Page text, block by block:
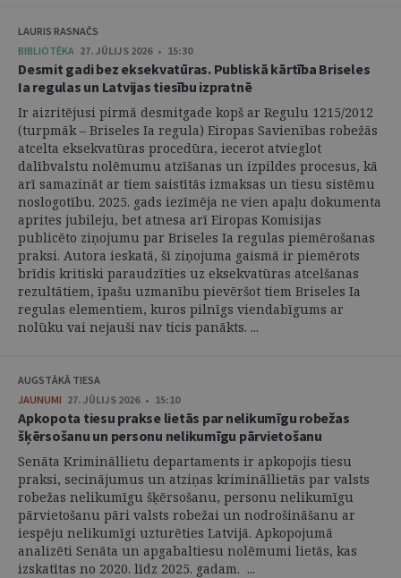
LAURIS RASNAČS
BIBLIOTĒKA 27. JŪLIJS 2026 • 15:30
Desmit gadi bez eksekvatūras. Publiskā kārtība Briseles
Ia regulas un Latvijas tiesību izpratnē
Ir aizritējusi pirmā desmitgade kopš ar Regulu 1215/2012
(turpmāk – Briseles Ia regula) Eiropas Savienības robežās
atcelta eksekvatūras procedūra, iecerot atvieglot
dalībvalstu nolēmumu atzīšanas un izpildes procesus, kā
arī samazināt ar tiem saistītās izmaksas un tiesu sistēmu
noslogotību. 2025. gads iezīmēja ne vien apaļu dokumenta
aprites jubileju, bet atnesa arī Eiropas Komisijas
publicēto ziņojumu par Briseles Ia regulas piemērošanas
praksi. Autora ieskatā, šī ziņojuma gaismā ir piemērots
brīdis kritiski paraudzīties uz eksekvatūras atcelšanas
rezultātiem, īpašu uzmanību pievēršot tiem Briseles Ia
regulas elementiem, kuros pilnīgs viendabīgums ar
nolūku vai nejauši nav ticis panākts. ...
AUGSTĀKĀ TIESA
JAUNUMI 27. JŪLIJS 2026 • 15:10
Apkopota tiesu prakse lietās par nelikumīgu robežas
šķērsošanu un personu nelikumīgu pārvietošanu
Senāta Krimināllietu departaments ir apkopojis tiesu
praksi, secinājumus un atziņas krimināllietās par valsts
robežas nelikumīgu šķērsošanu, personu nelikumīgu
pārvietošanu pāri valsts robežai un nodrošināšanu ar
iespēju nelikumīgi uzturēties Latvijā. Apkopojumā
analizēti Senāta un apgabaltiesu nolēmumi lietās, kas
izskatītas no 2020. līdz 2025. gadam. ...